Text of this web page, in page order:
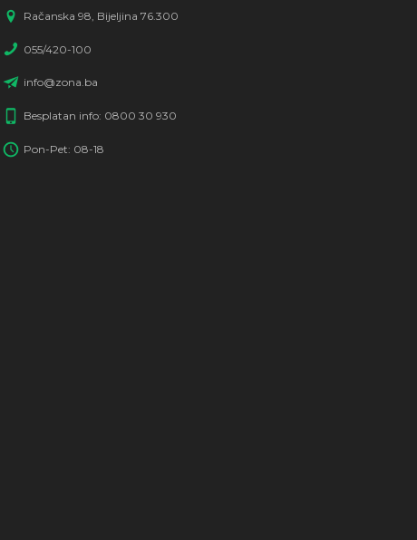
Račanska 98, Bijeljina 76.300
055/420-100
info@zona.ba
Besplatan info: 0800 30 930
Pon-Pet: 08-18